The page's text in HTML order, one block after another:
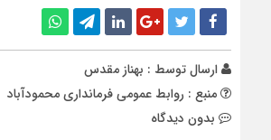
ارسال توسط : بهناز مقدس
منبع : روابط عمومی فرمانداری محمودآباد
بدون دیدگاه